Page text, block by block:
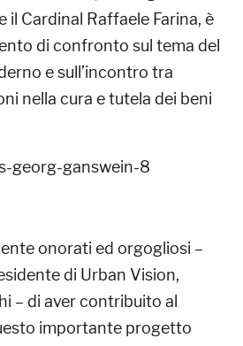
il Cardinal Raffaele Farina, è
di confronto sul tema del
e sull’incontro tra
nella cura e tutela dei beni
onorati ed orgogliosi –
di Urban Vision,
– di aver contribuito al
importante progetto